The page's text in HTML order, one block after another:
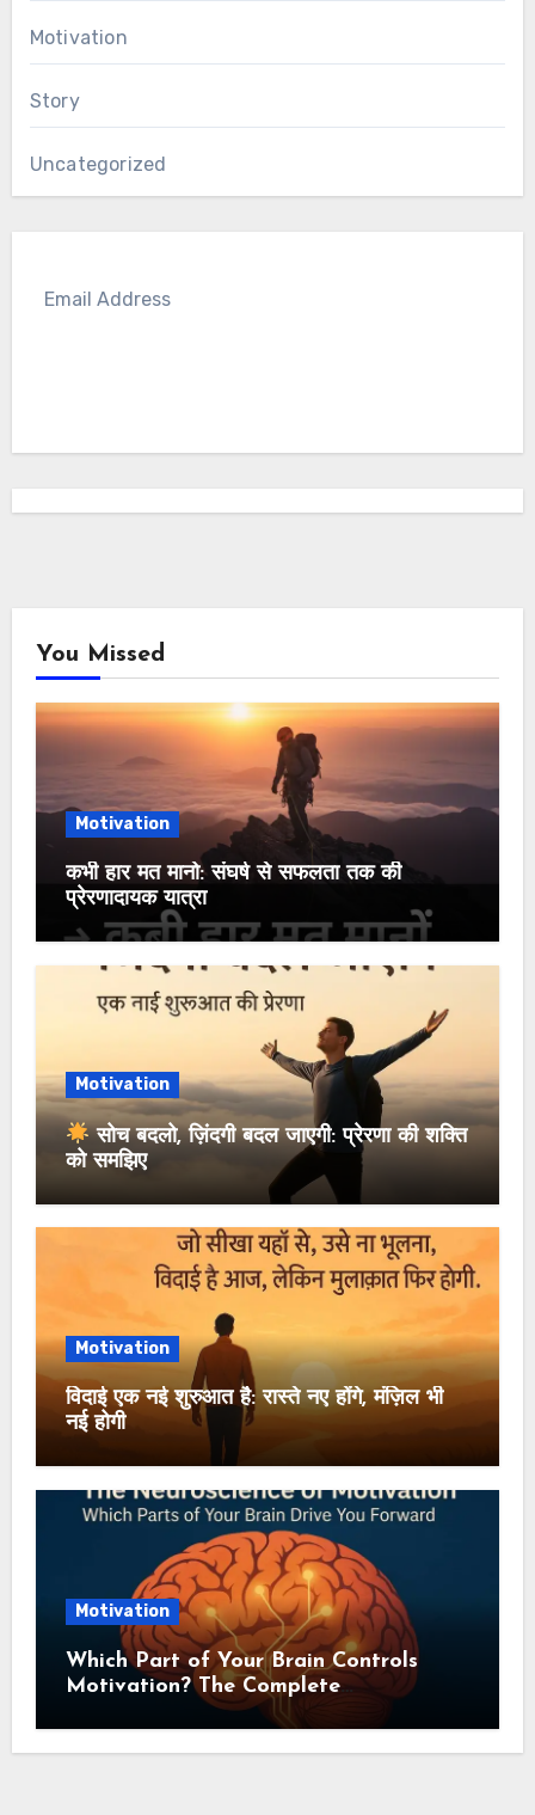
Motivation
Story
Uncategorized
You Missed
Motivation
कभी हार मत मानो: संघर्ष से सफलता तक की
प्रेरणादायक यात्रा
Motivation
सोच बदलो, ज़िंदगी बदल जाएगी: प्रेरणा की शक्ति
को समझिए
Motivation
विदाई एक नई शुरुआत है: रास्ते नए होंगे, मंज़िल भी
नई होगी
Motivation
Which Part of Your Brain Controls
Motivation? The Complete
Neuroscience Guide